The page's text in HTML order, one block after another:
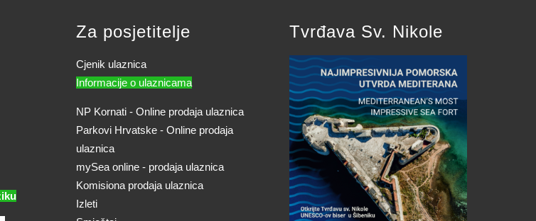
Za posjetitelje
Cjenik ulaznica
Informacije o ulaznicama
NP Kornati - Online prodaja ulaznica
Parkovi Hrvatske - Online prodaja
ulaznica
mySea online - prodaja ulaznica
Komisiona prodaja ulaznica
Izleti
Tvrđava Sv. Nikole